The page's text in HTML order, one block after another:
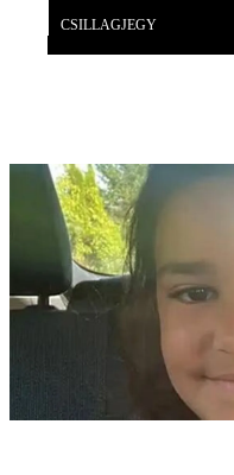
CSILLAGJEGY